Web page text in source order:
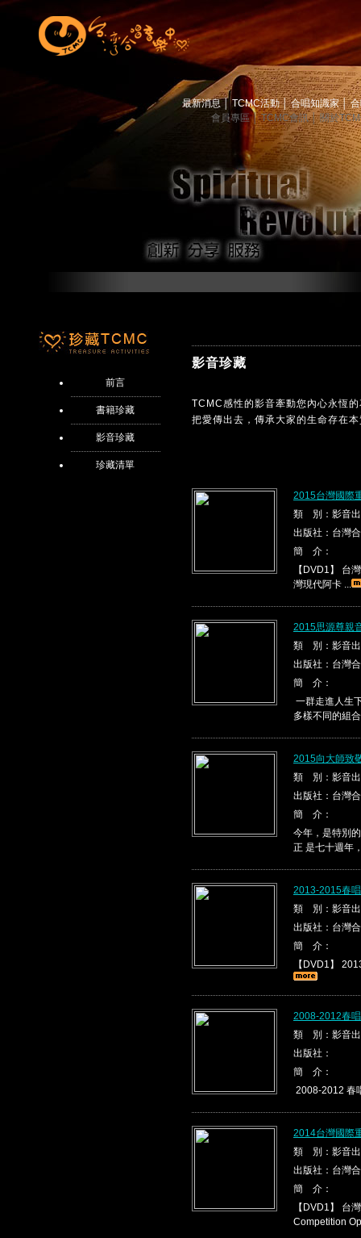
最新消息 TCMC活動│ 合唱知識家│
會員專區│ TCMC會訊│ 關於
前言
書籍珍藏
影音珍藏
珍藏清單
影音珍藏
TCMC感性的影音牽動您內心永恆
把愛傳出去，傳承大家的生命存在
2015台灣國際
類 別：影音
出版社：台灣
簡 介：
【DVD1】 台
灣現代阿卡 ...
2015思源尊親
類 別：影音
出版社：台灣
簡 介：
一群走進人生
多樣不同的組
2015向大師致
類 別：影音
出版社：台灣
簡 介：
今年，是特別
正 是七十週年
2013-2015春
類 別：影音
出版社：台灣
簡 介：
【DVD1】
2008-2012春
類 別：影音
出版社：
簡 介：
2008-2012 春
2014台灣國際
類 別：影音
出版社：台灣
簡 介：
【DVD1】 台
Competition